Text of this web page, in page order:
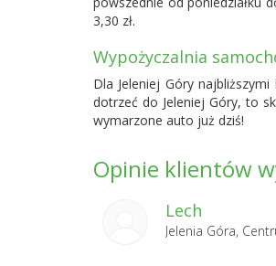
3,30 zł.
Wypożyczalnia
Dla Jeleniej Góry
dotrzeć do Jeleniej Góry, to
wymarzone auto już dziś!
Opinie klientów
Lech
Jelenia Góra,